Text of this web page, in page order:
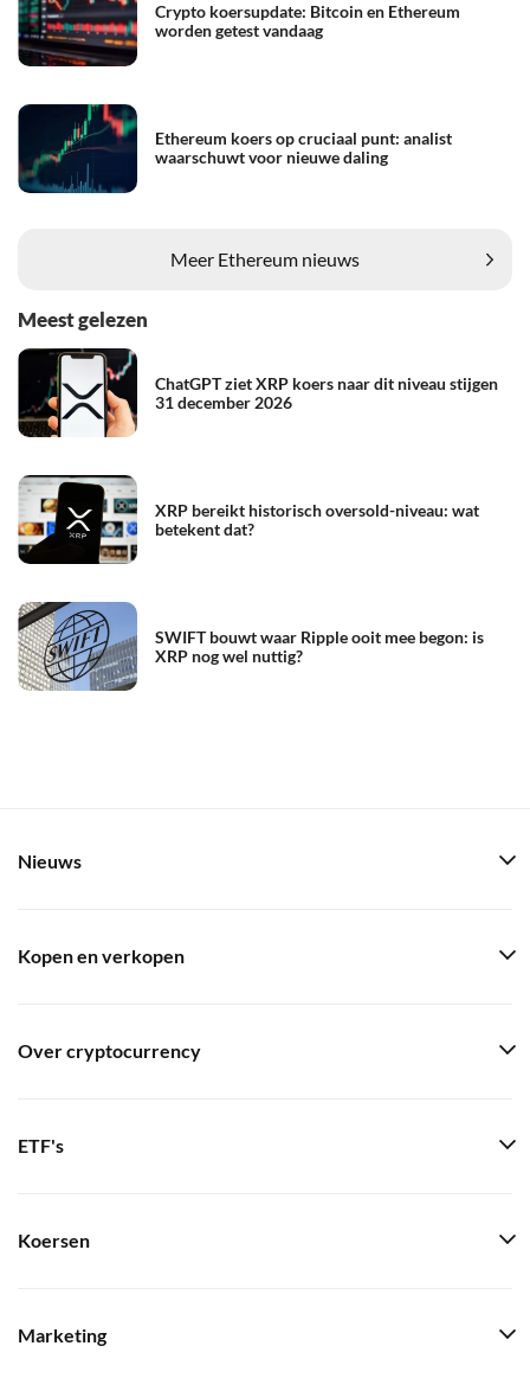
Crypto koersupdate: Bitcoin en Ethereum
worden getest vandaag
Ethereum koers op cruciaal punt: analist
waarschuwt voor nieuwe daling
Meer Ethereum nieuws
Meest gelezen
ChatGPT ziet XRP koers naar dit niveau stijgen
31 december 2026
XRP bereikt historisch oversold-niveau: wat
betekent dat?
SWIFT bouwt waar Ripple ooit mee begon: is
XRP nog wel nuttig?
Nieuws
Kopen en verkopen
Over cryptocurrency
ETF's
Koersen
Marketing